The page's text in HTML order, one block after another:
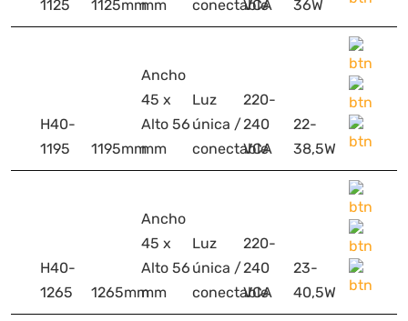
1125
1125mmmm
conectable
VCA
36W
H40-
1195
1195mm
Ancho
45 x
Alto 56
mm
Luz
única /
conectable
220-
240
VCA
22-
38,5W
H40-
1265
1265mm
Ancho
45 x
Alto 56
mm
Luz
única /
conectable
220-
240
VCA
23-
40,5W